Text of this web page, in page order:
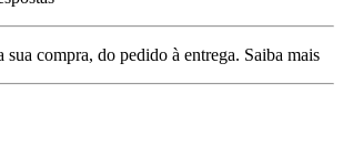
sua compra, do pedido à entrega. Saiba mais